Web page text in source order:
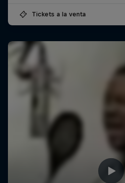
Tickets a la venta